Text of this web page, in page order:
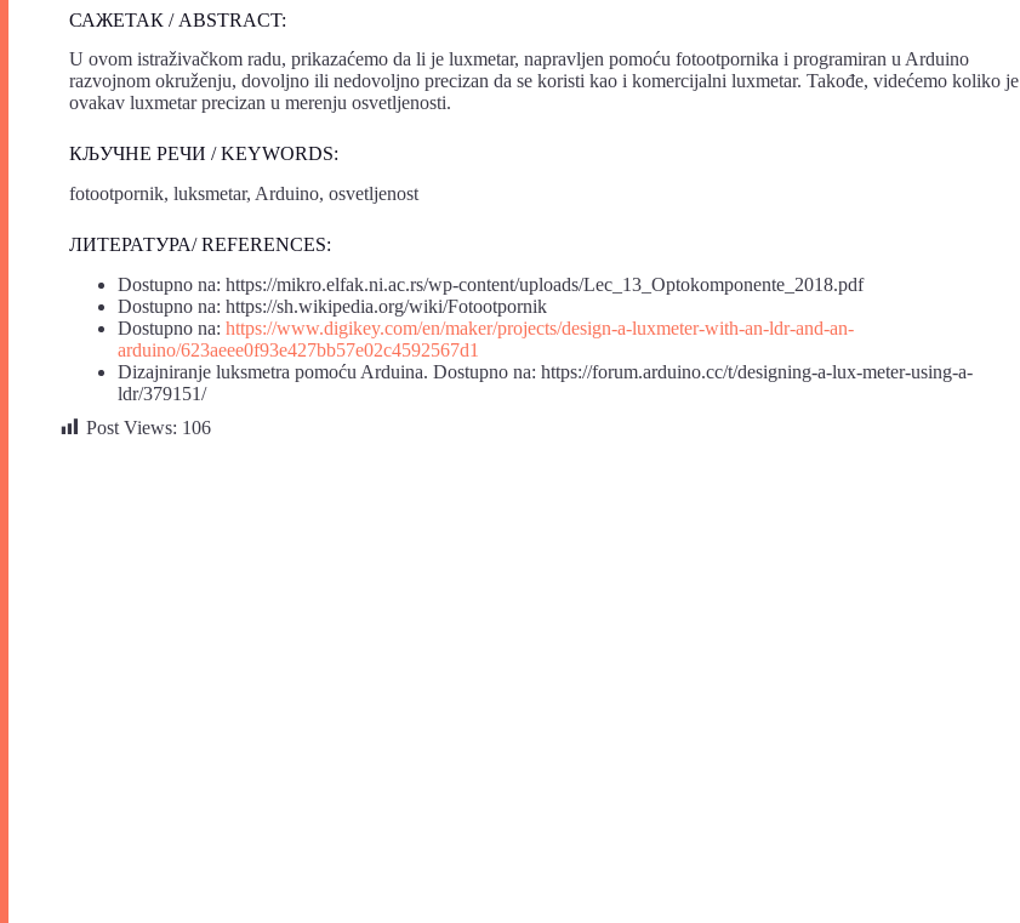
САЖЕТАК / ABSTRACT:
U ovom istraživačkom radu, prikazaćemo da li je luxmetar, napravljen pomoću fotootpornika i programiran u Arduino
razvojnom okruženju, dovoljno ili nedovoljno precizan da se koristi kao i komercijalni luxmetar. Takođe, videćemo koliko je
ovakav luxmetar precizan u merenju osvetljenosti.
КЉУЧНЕ РЕЧИ / KEYWORDS:
fotootpornik, luksmetar, Arduino, osvetljenost
ЛИТЕРАТУРА/ REFERENCES:
Dostupno na: https://mikro.elfak.ni.ac.rs/wp-content/uploads/Lec_13_Optokomponente_2018.pdf
Dostupno na: https://sh.wikipedia.org/wiki/Fotootpornik
Dostupno na: https://www.digikey.com/en/maker/projects/design-a-luxmeter-with-an-ldr-and-an-
arduino/623aeee0f93e427bb57e02c4592567d1
Dizajniranje luksmetra pomoću Arduina. Dostupno na: https://forum.arduino.cc/t/designing-a-lux-meter-using-a-
ldr/379151/
Post Views: 106